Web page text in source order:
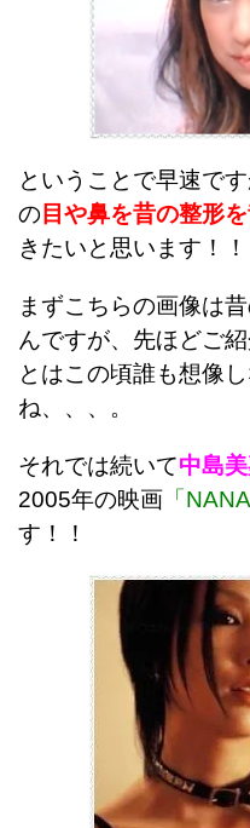
ということで早速で
の目や鼻を昔の整形
きたいと思います！！
まずこちらの画像は
んですが、先ほどご
とはこの頃誰も想像
ね、、、。
それでは続いて中島
2005年の映画 「NANA
す！！